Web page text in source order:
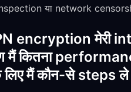
या network
encryption मेरी
मैं कितना
मैं कौन-से steps ले